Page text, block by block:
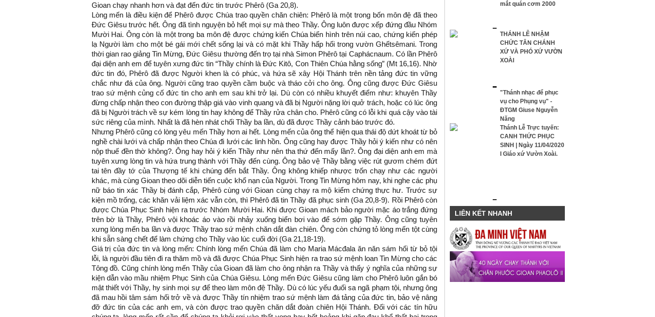
Gioan chạy nhanh hơn và đạt đến đức tin trước Phêrô (Ga 20,8).
Lòng mến là điều kiện để Phêrô được Chúa trao quyền chăn chiên: Phêrô là một trong bốn môn đệ đã theo
Đức Giêsu trước hết. Ông đã tình nguyện bỏ hết mọi sự mà theo Thầy. Ông luôn được xếp đứng đầu Nhóm
Mười Hai. Ông còn là một trong ba môn đệ được chứng kiến Chúa biến hình trên núi cao, chứng kiến phép
lạ Người làm cho một bé gái mới chết sống lại và có mặt khi Thầy hấp hối trong vườn Ghếtsêmani. Trong
thời gian rao giảng Tin Mừng, Đức Giêsu thường đến trọ tại nhà Simon Phêrô tại Caphácnaum. Có lần Phêrô
đại diện anh em để tuyên xưng đức tin “Thầy chính là Đức Kitô, Con Thiên Chúa hằng sống” (Mt 16,16). Nhờ
đức tin đó, Phêrô đã được Người khen là có phúc, và hứa sẽ xây Hội Thánh trên nền tảng đức tin vững
chắc như đá của ông. Người cũng trao quyền cầm buộc và tháo cởi cho ông. Ông cũng được Đức Giêsu
trao sứ mệnh củng cố đức tin cho anh em sau khi trở lại. Dù còn có nhiều khuyết điểm như: khuyên Thầy
đừng chấp nhận theo con đường thập giá vào vinh quang và đã bị Người nặng lời quở trách, hoặc có lúc ông
đã bị Người trách về sự kém lòng tin hay không để Thầy rửa chân cho. Phêrô cũng có lỗi khi quá cậy vào tài
sức riêng của mình. Nhất là đã hèn nhát chối Thầy ba lần, dù đã được Thầy cảnh báo trước đó.
Nhưng Phêrô cũng có lòng yêu mến Thầy hơn ai hết. Lòng mến của ông thể hiện qua thái độ dứt khoát từ bỏ
nghề chài lưới và chấp nhận theo Chúa đi lưới các linh hồn. Ông cũng hay được Thầy hỏi ý kiến như có nên
nộp thuế đền thờ không?. Ông hay hỏi ý kiến Thầy như nên tha thứ đến mấy lần?. Ông đại diện anh em mà
tuyên xưng lòng tin và hứa trung thành với Thầy đến cùng. Ông bảo vệ Thầy bằng việc rút gươm chém đứt
tai tên đầy tớ của Thượng tế khi chúng đến bắt Thầy. Ông không khiếp nhược trốn chạy như các người
khác, mà cùng Gioan theo dõi diễn tiến cuộc khổ nạn của Người. Trong Tin Mừng hôm nay, khi nghe các phụ
nữ báo tin xác Thầy bị đánh cắp, Phêrô cùng với Gioan cùng chạy ra mộ kiểm chứng thực hư. Trước sự
kiện mồ trống, các khăn vải liệm xác vẫn còn, thì Phêrô đã tin Thầy đã phục sinh (Ga 20,8-9). Rồi Phêrô còn
được Chúa Phục Sinh hiện ra trước Nhóm Mười Hai. Khi được Gioan mách bảo người mặc áo trắng đứng
trên bờ là Thầy, Phêrô vội khoác áo vào rồi nhảy xuống biển bơi vào để sớm gặp Thầy. Ông cũng tuyên
xưng lòng mến ba lần và được Thầy trao sứ mệnh chăn dắt đàn chiên. Ông còn chứng tỏ lòng mến tột cùng
khi sẵn sàng chết để làm chứng cho Thầy vào lúc cuối đời (Ga 21,18-19).
Giá trị của đức tin và lòng mến: Chính lòng mến Chúa đã làm cho Maria Mácđala ăn năn sám hối từ bỏ tội
lỗi, là người đầu tiên đi ra thăm mồ và đã được Chúa Phục Sinh hiện ra trao sứ mệnh loan Tin Mừng cho các
Tông đồ. Cũng chính lòng mến Thầy của Gioan đã làm cho ông nhận ra Thầy và thấy ý nghĩa của những sự
kiện dẫn vào mầu nhiệm Phục Sinh của Chúa Giêsu. Lòng mến Đức Giêsu cũng làm cho Phêrô luôn gắn bó
mật thiết với Thầy, hy sinh mọi sự để theo làm môn đệ Thầy. Dù có lúc yếu đuối sa ngã phạm tội, nhưng ông
đã mau hồi tâm sám hối trở về và được Thầy tín nhiệm trao sứ mệnh làm đá tảng của đức tin, bảo vệ nâng
đỡ đức tin của các anh em, và còn được trao quyền chăn dắt đoàn chiên Hội Thánh. Đối với các tín hữu
mắt quán cơm 2000
THÁNH LỄ NHẬM
CHỨC TÂN CHÁNH
XỨ VÀ PHÓ XỨ VƯỜN
XOÀI
"Thánh nhạc để phục
vụ cho Phụng vụ" -
ĐTGM Giuse Nguyễn
Năng
Thánh Lễ Trực tuyến:
CANH THỨC PHỤC
SINH | Ngày 11/04/2020
I Giáo xứ Vườn Xoài.
LIÊN KẾT NHANH